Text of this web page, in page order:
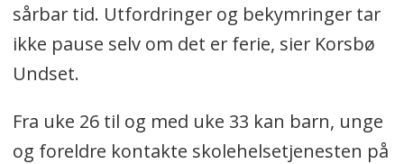
sårbar tid. Utfordringer og bekymringer tar
ikke pause selv om det er ferie, sier Korsbø
Undset.
Fra uke 26 til og med uke 33 kan barn, unge
og foreldre kontakte skolehelsetjenesten på